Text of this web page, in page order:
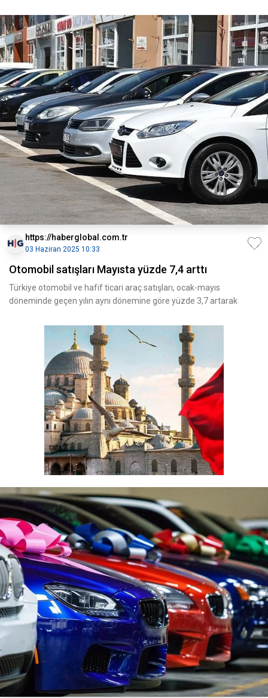
https://haberglobal.com.tr
03 Haziran 2025 10:33
Otomobil satışları Mayısta yüzde 7,4 arttı
Türkiye otomobil ve hafif ticari araç satışları, ocak-mayıs
döneminde geçen yılın aynı dönemine göre yüzde 3,7 artarak